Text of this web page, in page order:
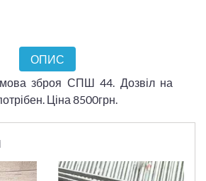
ОПИС
зброя СПШ 44. Дозвіл на
Ціна 8500грн.